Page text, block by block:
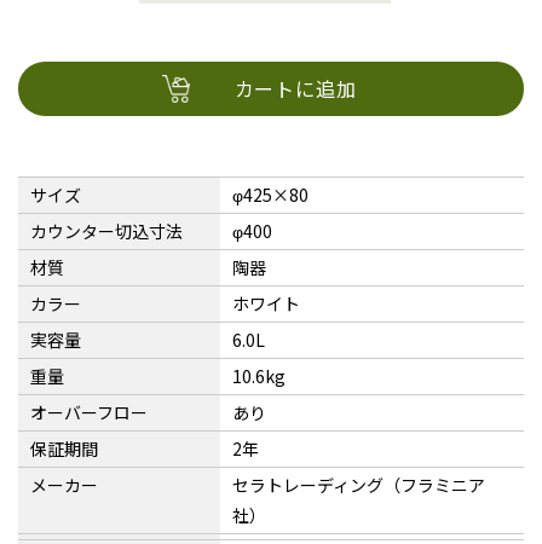
カートに追加
サイズ
φ425×80
カウンター切込寸法
φ400
材質
陶器
カラー
ホワイト
実容量
6.0L
重量
10.6kg
オーバーフロー
あり
保証期間
2年
メーカー
セラトレーディング（フラミニア
社）